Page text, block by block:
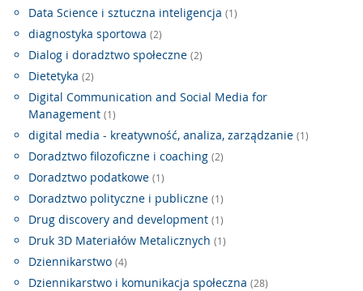
Data Science i sztuczna inteligencja (1)
diagnostyka sportowa (2)
Dialog i doradztwo społeczne (2)
Dietetyka (2)
Digital Communication and Social Media for
Management (1)
digital media - kreatywność, analiza, zarządzanie (1)
Doradztwo filozoficzne i coaching (2)
Doradztwo podatkowe (1)
Doradztwo polityczne i publiczne (1)
Drug discovery and development (1)
Druk 3D Materiałów Metalicznych (1)
Dziennikarstwo (4)
Dziennikarstwo i komunikacja społeczna (28)